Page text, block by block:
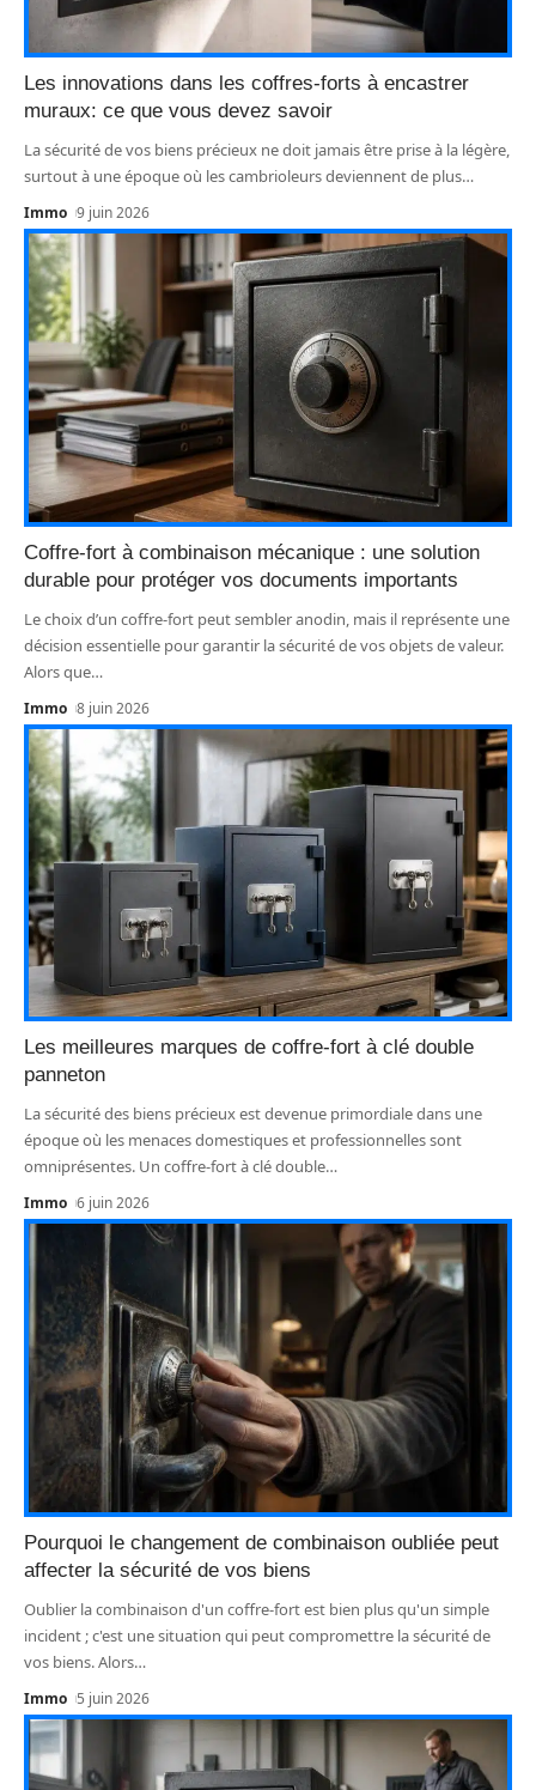
Les innovations dans les coffres-forts à encastrer
muraux: ce que vous devez savoir
La sécurité de vos biens précieux ne doit jamais être prise à la légère,
surtout à une époque où les cambrioleurs deviennent de plus…
Immo 9 juin 2026
Coffre-fort à combinaison mécanique : une solution
durable pour protéger vos documents importants
Le choix d’un coffre-fort peut sembler anodin, mais il représente une
décision essentielle pour garantir la sécurité de vos objets de valeur.
Alors que…
Immo 8 juin 2026
Les meilleures marques de coffre-fort à clé double
panneton
La sécurité des biens précieux est devenue primordiale dans une
époque où les menaces domestiques et professionnelles sont
omniprésentes. Un coffre-fort à clé double…
Immo 6 juin 2026
Pourquoi le changement de combinaison oubliée peut
affecter la sécurité de vos biens
Oublier la combinaison d'un coffre-fort est bien plus qu'un simple
incident ; c'est une situation qui peut compromettre la sécurité de
vos biens. Alors…
Immo 5 juin 2026